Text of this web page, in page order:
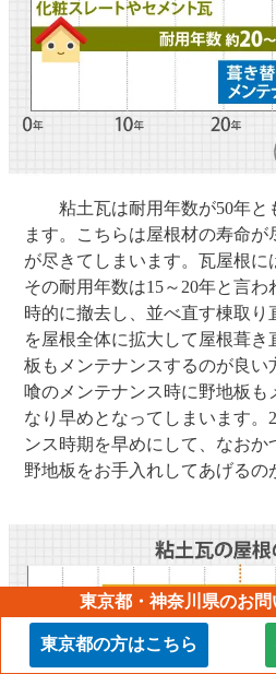
粘土瓦は耐用年数が50年と
ます。こちらは屋根材の寿命
が尽きてしまいます。瓦屋根に
その耐用年数は15～20年と言
時的に撤去し、並べ直す棟取り
を屋根全体に拡大して屋根葺
板もメンテナンスするのが良い
喰のメンテナンス時に野地板
なり早めとなってしまいます。
ンス時期を早めにして、なおか
野地板をお手入れしてあげるの
東京都・神奈川県のお
東京都の方はこちら